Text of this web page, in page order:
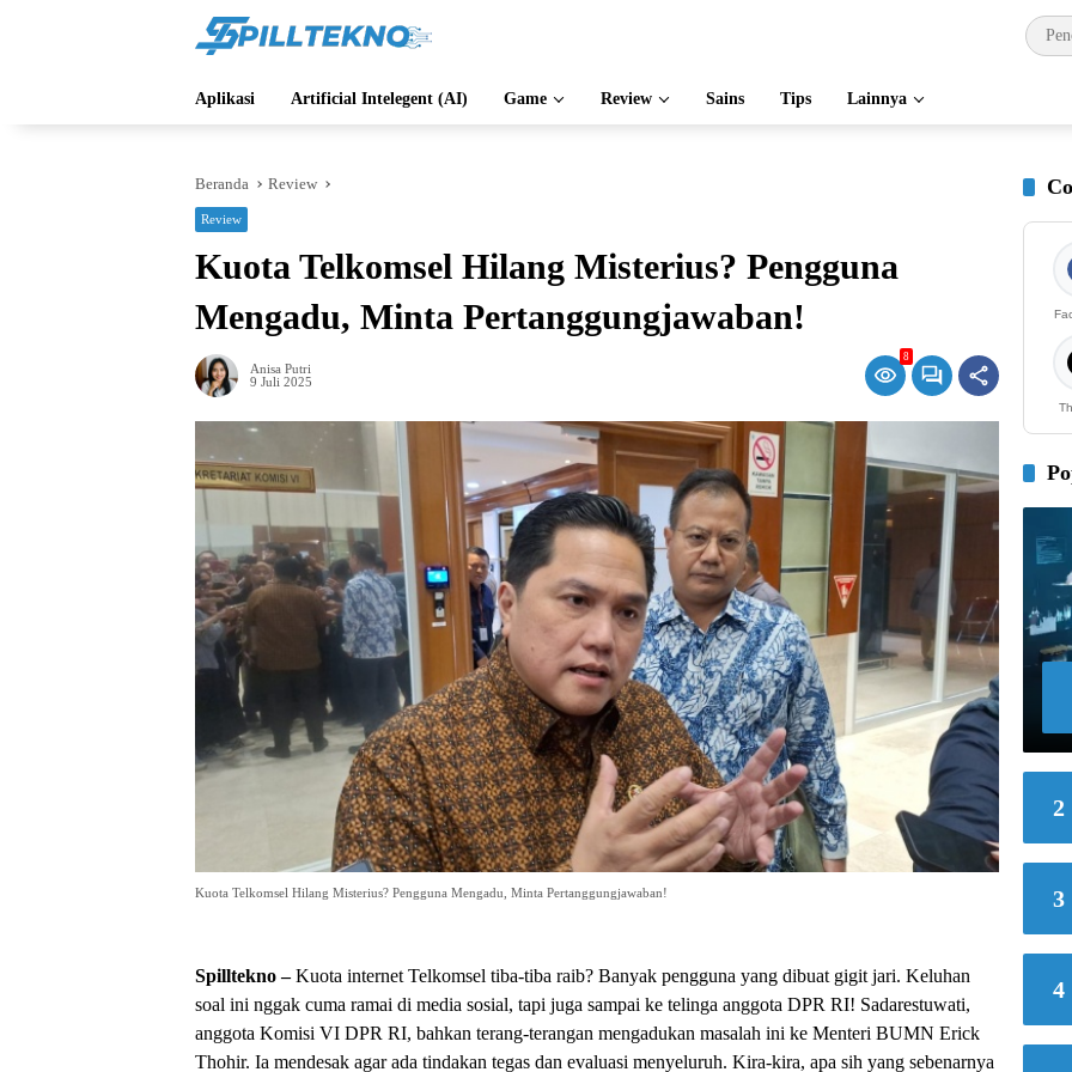
Aplikasi Artificial Intelegent (AI) Game Review Sains Tips Lainnya
Beranda Review
Review
Kuota Telkomsel Hilang Misterius? Pengguna
Mengadu, Minta Pertanggungjawaban!
Anisa Putri
9 Juli 2025
8
Kuota Telkomsel Hilang Misterius? Pengguna Mengadu, Minta Pertanggungjawaban!
Spilltekno –Kuota internet Telkomsel tiba-tiba raib? Banyak pengguna yang dibuat gigit jari. Keluhan
soal ini nggak cuma ramai di media sosial, tapi juga sampai ke telinga anggota DPR RI! Sadarestuwati,
anggota Komisi VI DPR RI, bahkan terang-terangan mengadukan masalah ini ke Menteri BUMN Erick
Thohir. Ia mendesak agar ada tindakan tegas dan evaluasi menyeluruh. Kira-kira, apa sih yang sebenarnya
2
3
4